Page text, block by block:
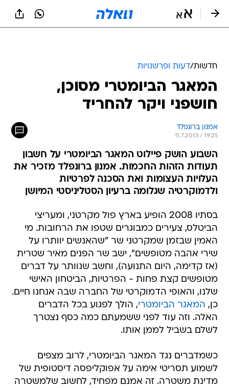
חדשות/דעות ופרשנויות
המאגר הביומטרי מסוכן,
חושפני ויקר להחריד
אמנון ברונפלד
11.7.2013 / 19:25
השבוע הושק פיילוט המאגר הביומטרי על חשבון
תעודות הזהות החכמות. אמנון ברונפלד מזכיר את
העלויות העצומות ואת הסכנה לפרטיות
ולדמוקרטיה שגלומה ברעיון הסטליניסטי המיושן
בסתיו 2008 הופיע בארץ פול מקרטני, ומעריצי
הביטלס, צעירים כמבוגרים שטפו את הרחובות. מי
האמין שבזמן שמקרטני שר "שהאנשים יוותרו על
שירי אהבה מטופשים", ישב שר הפנים מאיר שטרית
(אז קדימה, היום התנועה), וחשב שנוותר על דברים
מטופשים קצת פחות - הפרטיות, הביטחון האישי
שלנו, והאופי הדמוקרטי של החברה שבה אנחנו חיים.
כן, המאגר הביומטרי, הולך לפגוע בכל הדברים
האלה. וזה עוד לפני ששמעתם כמה כסף נצטרך
לשלם בשביל לממן אותו.
כשמדברים נגד המאגר הביומטרי, לרוב מצפים
לשמוע תסריטי אימה על אפוקליפסה דיסטופית של
מדינת משטרה. זה אמנם מפחיד, לחשוב שלמשטרה